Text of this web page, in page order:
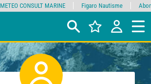
METEO CONSULT MARINE Figaro Nautisme